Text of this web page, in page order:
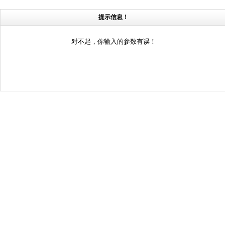
提示信息！
对不起，你输入的参数有误！